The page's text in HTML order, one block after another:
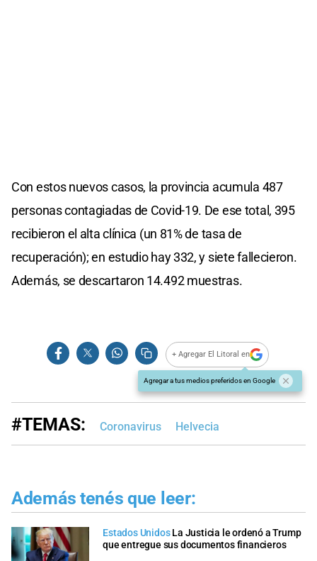
Con estos nuevos casos, la provincia acumula 487
personas contagiadas de Covid-19. De ese total, 395
recibieron el alta clínica (un 81% de tasa de
recuperación); en estudio hay 332, y siete fallecieron.
Además, se descartaron 14.492 muestras.
+ Agregar El Litoral en
Agregar a tus medios preferidos en Google
#TEMAS: Coronavirus Helvecia
Además tenés que leer:
Estados Unidos La Justicia le ordenó a Trump
que entregue sus documentos financieros